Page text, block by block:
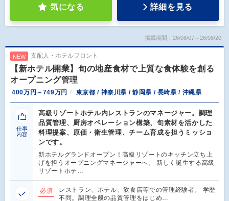
気になる 詳細を見る
掲載期間：26/08/07～26/08/20
NEW 支配人・ホテルフロント
【新ホテル開業】旬の地産食材で上質な食体験を創る
オープニング管理
400万円～749万円 東京都 / 神奈川県 / 静岡県 / 長崎県 / 沖縄県
仕事
内容
高級リゾートホテル内レストランのマネージャー。調理
品質管理、厨房オペレーション構築、旬素材を活かした
料理提案、原価・衛生管理、チーム育成を担うミッショ
ンです。
新ホテルグランドオープン！高級リゾートのキッチン立ち上
げを担うオープニングマネージャーへ。 新しく誕生する高級
リゾートホテ…
必須
レストラン、ホテル、飲食店等での管理経験者。 学歴
不問。調理全般の品質管理をはじめ…